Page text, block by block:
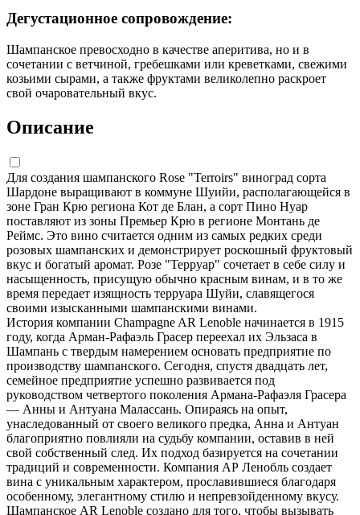
Дегустационное сопровождение:
Шампанское превосходно в качестве аперитива, но и в
сочетании с ветчиной, гребешками или креветками, свежими
козьими сырами, а также фруктами великолепно раскроет
свой очаровательный вкус.
Описание
Для создания шампанского Rose "Terroirs" виноград сорта
Шардоне выращивают в коммуне Шуийи, располагающейся в
зоне Гран Крю региона Кот де Блан, а сорт Пино Нуар
поставляют из зоны Премьер Крю в регионе Монтань де
Реймс. Это вино считается одним из самых редких среди
розовых шампанских и демонстрирует роскошный фруктовый
вкус и богатый аромат. Розе "Терруар" сочетает в себе силу и
насыщенность, присущую обычно красным винам, и в то же
время передает изящность терруара Шуйи, славящегося
своими изысканными шампанскими винами.
История компании Champagne AR Lenoble начинается в 1915
году, когда Арман-Рафаэль Грасер переехал их Эльзаса в
Шампань с твердым намерением основать предприятие по
производству шампанского. Сегодня, спустя двадцать лет,
семейное предприятие успешно развивается под
руководством четвертого поколения Армана-Рафаэля Грасера
— Анны и Антуана Малассань. Опираясь на опыт,
унаследованный от своего великого предка, Анна и Антуан
благоприятно повлияли на судьбу компании, оставив в ней
свой собственный след. Их подход базируется на сочетании
традиций и современности. Компания АР Ленобль создает
вина с уникальным характером, прославившиеся благодаря
особенному, элегантному стилю и непревзойденному вкусу.
Шампанское AR Lenoble создано для того, чтобы вызывать